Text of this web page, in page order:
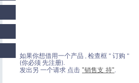
如果你想借用一个产品 , 检查框 " 订购 "
(你必须 先注册).
发出另 一个请求 点击 "销售支 持".